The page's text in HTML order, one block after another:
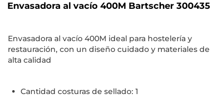
Envasadora al vacío 400M Bartscher 300435
Envasadora al vacío 400M ideal para hostelería y
restauración, con un diseño cuidado y materiales de
alta calidad
Cantidad costuras de sellado: 1